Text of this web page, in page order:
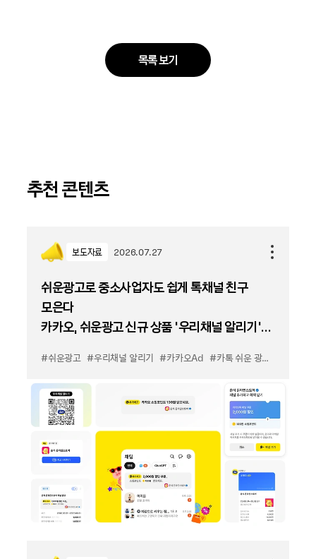
목록 보기
추천 콘텐츠
보도자료 2026.07.27
쉬운광고로 중소사업자도 쉽게 톡채널 친구
모은다
카카오, 쉬운광고 신규 상품 '우리채널 알리기'
#쉬운광고 #우리채널 알리기 #카카오Ad #카톡 쉬운 광고